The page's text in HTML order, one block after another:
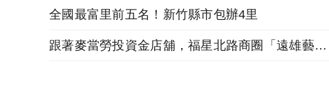
全國最富里前五名！新竹縣市包辦4里
跟著麥當勞投資金店舖，福星北路商圈「遠雄藝舍」金店炙手可熱